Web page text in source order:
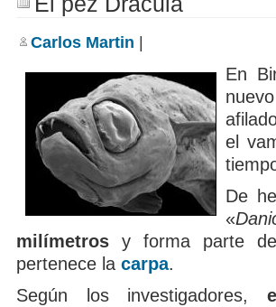
Carlos Martin
En
el
De
«
milímetros y forma parte
pertenece la carpa.
Según los investigadores,